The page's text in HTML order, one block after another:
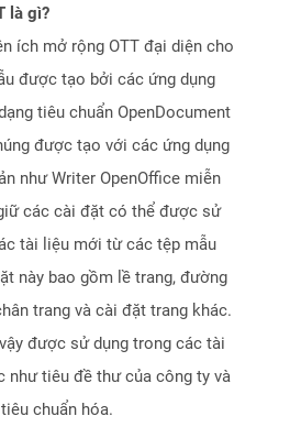
là gì?
ích mở rộng OTT đại diện cho
được tạo bởi các ứng dụng
tiêu chuẩn OpenDocument
được tạo với các ứng dụng
như Writer OpenOffice miễn
các cài đặt có thể được sử
tài liệu mới từ các tệp mẫu
này bao gồm lề trang, đường
trang và cài đặt trang khác.
được sử dụng trong các tài
như tiêu đề thư của công ty và
chuẩn hóa.